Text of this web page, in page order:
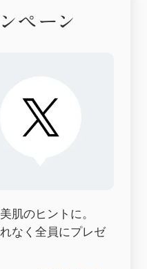
ペーン
肌のヒントに。
なく全員にプレゼ